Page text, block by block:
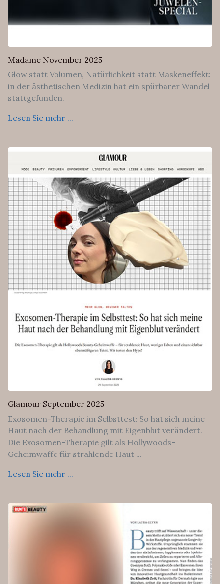
Madame November 2025
Glow statt Volumen, Natürlichkeit statt Maskeneffekt:
in der ästhetischen Medizin hat ein spürbarer Wandel
stattgefunden.
Lesen Sie mehr ...
Glamour September 2025
Exosomen-Therapie im Selbsttest: So hat sich meine
Haut nach der Behandlung mit Eigenblut verändert.
Die Exosomen-Therapie gilt als Hollywoods-
Geheimwaffe für strahlende Haut ...
Lesen Sie mehr ...